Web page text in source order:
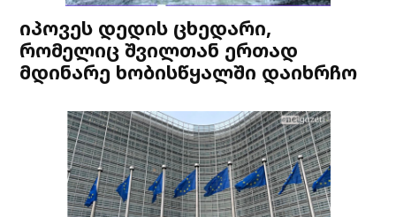
იპოვეს დედის ცხედარი,
რომელიც შვილთან ერთად
მდინარე ხობისწყალში დაიხრჩო